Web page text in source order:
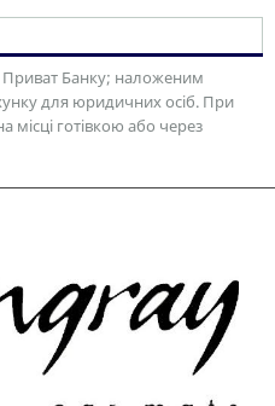
Банку; наложеним
для юридичних осіб. При
місці готівкою або через